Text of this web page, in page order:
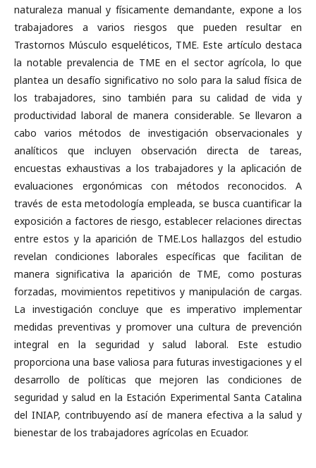
naturaleza manual y físicamente demandante, expone a los
trabajadores a varios riesgos que pueden resultar en
Trastornos Músculo esqueléticos, TME. Este artículo destaca
la notable prevalencia de TME en el sector agrícola, lo que
plantea un desafío significativo no solo para la salud física de
los trabajadores, sino también para su calidad de vida y
productividad laboral de manera considerable. Se llevaron a
cabo varios métodos de investigación observacionales y
analíticos que incluyen observación directa de tareas,
encuestas exhaustivas a los trabajadores y la aplicación de
evaluaciones ergonómicas con métodos reconocidos. A
través de esta metodología empleada, se busca cuantificar la
exposición a factores de riesgo, establecer relaciones directas
entre estos y la aparición de TME.Los hallazgos del estudio
revelan condiciones laborales específicas que facilitan de
manera significativa la aparición de TME, como posturas
forzadas, movimientos repetitivos y manipulación de cargas.
La investigación concluye que es imperativo implementar
medidas preventivas y promover una cultura de prevención
integral en la seguridad y salud laboral. Este estudio
proporciona una base valiosa para futuras investigaciones y el
desarrollo de políticas que mejoren las condiciones de
seguridad y salud en la Estación Experimental Santa Catalina
del INIAP, contribuyendo así de manera efectiva a la salud y
bienestar de los trabajadores agrícolas en Ecuador.